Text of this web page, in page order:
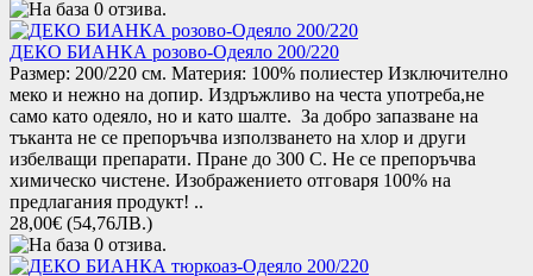
ДЕКО БИАНКА розово-Одеяло 200/220
Размер: 200/220 см. Материя: 100% полиестер Изключително
меко и нежно на допир. Издръжливo на честа употреба,не
само като одеяло, но и като шалте. За добро запазване на
тъканта не се препоръчва използването на хлор и други
избелващи препарати. Пране до 300 С. Не се препоръчва
химическо чистене. Изображението отговаря 100% на
предлагания продукт! ..
28,00€ (54,76ЛВ.)